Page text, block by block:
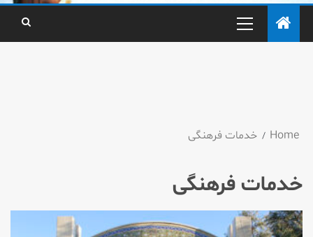
Home خدمات فرهنگی
خدمات فرهنگی